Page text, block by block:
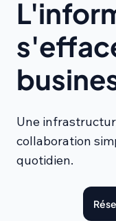
Une
collaboration
quotidien.